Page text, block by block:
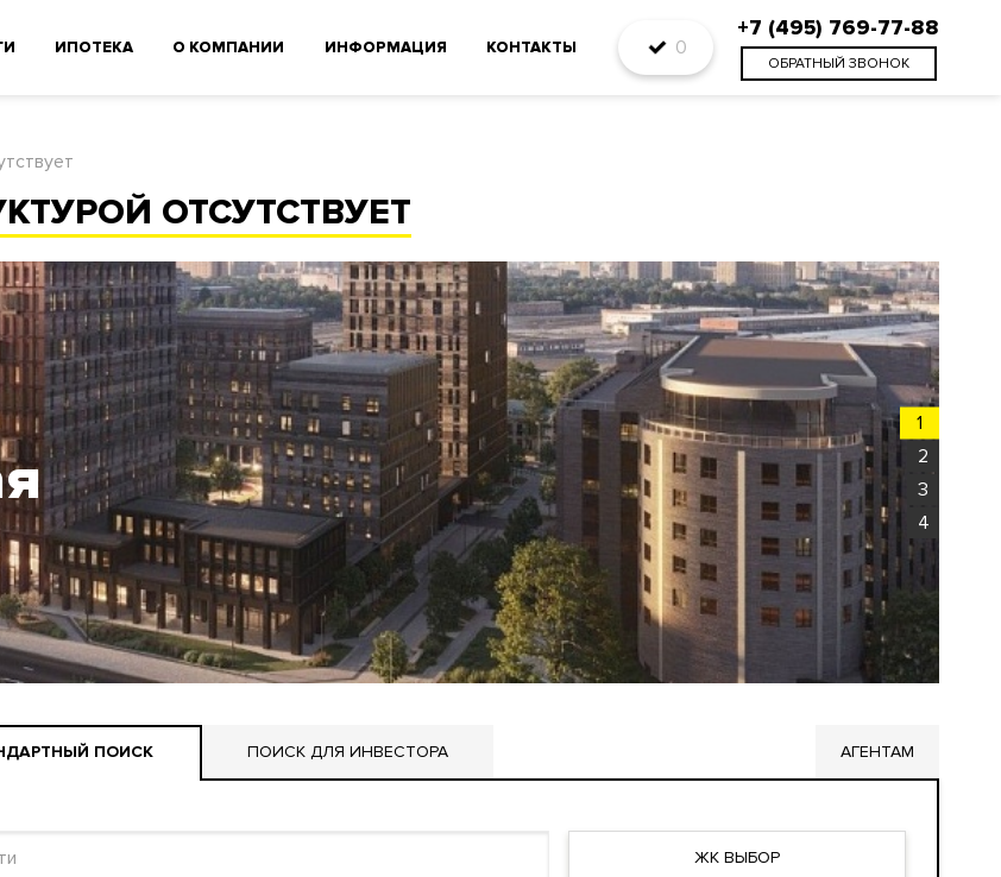
ИПОТЕКА О КОМПАНИИ ИНФОРМАЦИЯ КОНТАКТЫ 0
+7 (495) 769-77-88
ОБРАТНЫЙ ЗВОНОК
ОТСУТСТВУЕТ
1
2
3
4
ПОИСК ПОИСК ДЛЯ ИНВЕСТОРА АГЕНТАМ
ЖК ВЫБОР